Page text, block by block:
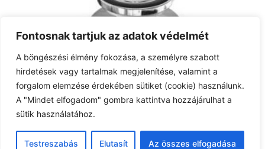
Fontosnak tartjuk az adatok védelmét
A böngészési élmény fokozása, a személyre szabott
hirdetések vagy tartalmak megjelenítése, valamint a
forgalom elemzése érdekében sütiket (cookie) használunk.
A "Mindet elfogadom" gombra kattintva hozzájárulhat a
sütik használatához.
Testreszabás Elutasít Az összes elfogadása
Szabadság miatt a gyermekorvosi rendelés az alábbiak szerint
változik: 2026.